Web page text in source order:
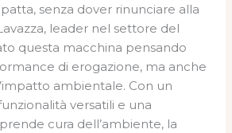
senza dover rinunciare alla
leader nel settore del
questa macchina pensando
di erogazione, ma anche
ambientale. Con un
versatili e una
cura dell’ambiente, la